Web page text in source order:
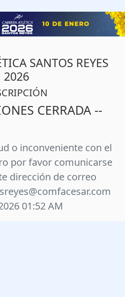
SANTOS REYES
2026
CERRADA --
o inconveniente con el
por favor comunicarse
dirección de correo
01:52 AM